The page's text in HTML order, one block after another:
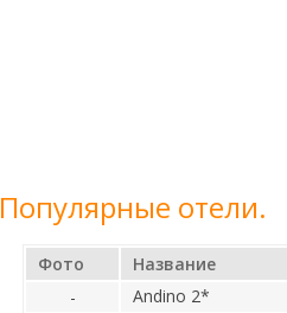
Популярные отели.
Фото
Название
-
Andino 2*